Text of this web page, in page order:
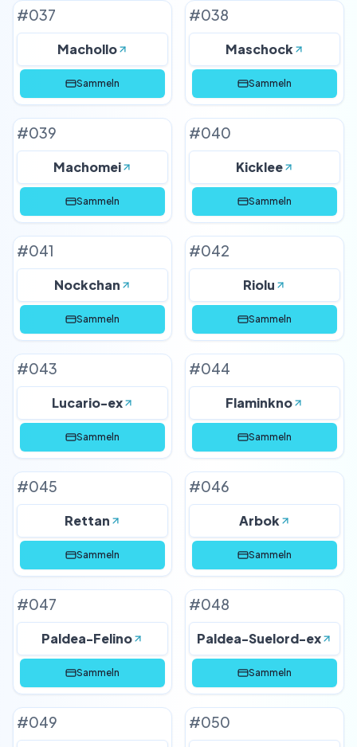
#037
Machollo
Sammeln
#038
Maschock
Sammeln
#039
Machomei
Sammeln
#040
Kicklee
Sammeln
#041
Nockchan
Sammeln
#042
Riolu
Sammeln
#043
Lucario-ex
Sammeln
#044
Flaminkno
Sammeln
#045
Rettan
Sammeln
#046
Arbok
Sammeln
#047
Paldea-Felino
Sammeln
#048
Paldea-Suelord-ex
Sammeln
#049 #050